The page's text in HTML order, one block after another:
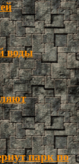
воды
парк по